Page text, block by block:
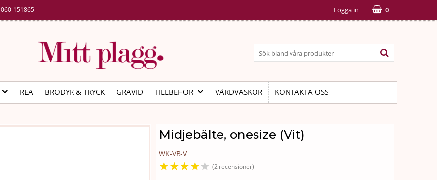
060-151865 Logga in 0
REA BRODYR & TRYCK GRAVID TILLBEHÖR VÅRDVÄSKOR KONTAKTA OSS
Midjebälte, onesize (Vit)
WK-VB-V
★★★★★ (2 recensioner)